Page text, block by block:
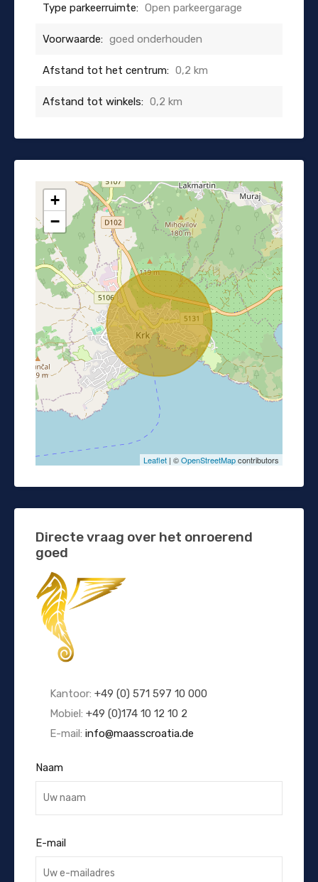
Type parkeerruimte: Open parkeergarage
Voorwaarde: goed onderhouden
Afstand tot het centrum: 0,2 km
Afstand tot winkels: 0,2 km
+
−
Leaflet | ©OpenStreetMapcontributors
Directe vraag over het onroerend
goed
Kantoor: +49 (0) 571 597 10 000
Mobiel: +49 (0)174 10 12 10 2
E-mail: info@maasscroatia.de
Naam
E-mail